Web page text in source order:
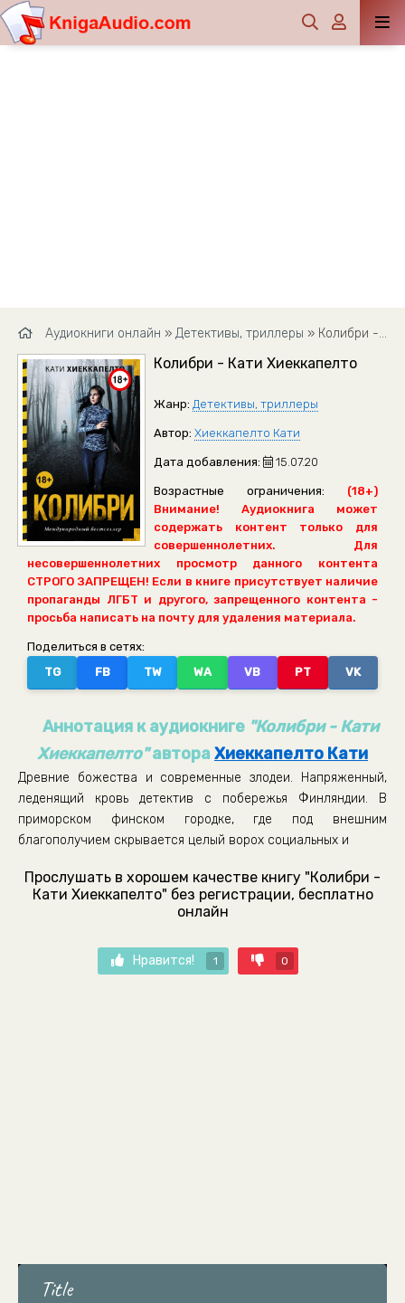
Аудиокниги онлайн » Детективы, триллеры » Колибри - Кати Хиеккапелто
Колибри - Кати Хиеккапелто
Жанр: Детективы, триллеры
Автор: Хиеккапелто Кати
Дата добавления: 15.07.20
Возрастные ограничения:
(18+)
Внимание! Аудиокнига может
содержать контент только для
совершеннолетних. Для
несовершеннолетних просмотр данного контента
СТРОГО ЗАПРЕЩЕН! Если в книге присутствует наличие
пропаганды ЛГБТ и другого, запрещенного контента -
просьба написать на почту для удаления материала.
Поделиться в сетях:
TG
FB TW WA VB PT VK
Аннотация к аудиокниге "Колибри - Кати
Хиеккапелто"автора Хиеккапелто Кати
Древние божества и современные злодеи. Напряженный,
леденящий кровь детектив с побережья Финляндии. В
приморском финском городке, где под внешним
благополучием скрывается целый ворох социальных и
Прослушать в хорошем качестве книгу "Колибри -
Кати Хиеккапелто" без регистрации, бесплатно
онлайн
Нравится! 1 0
Title